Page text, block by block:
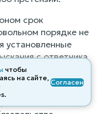
срок
порядке не
установленные
с ответчика
от обязанности
санкции
чтобы
на сайте, Согласен